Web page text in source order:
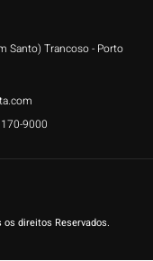
Santo) Trancoso - Porto
9000
direitos Reservados.